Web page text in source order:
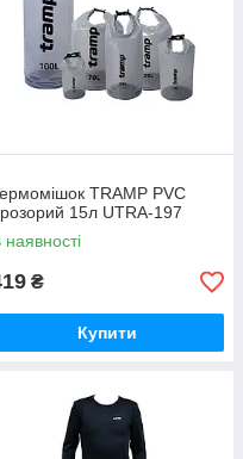
TRAMP PVC
15л UTRA-197
наявності
₴
Купити